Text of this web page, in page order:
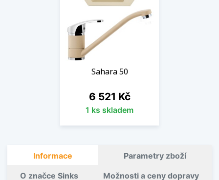
Sahara 50
Cena
6 521 Kč
1 ks skladem
Informace Parametry zboží
O značce Sinks Možnosti a ceny dopravy